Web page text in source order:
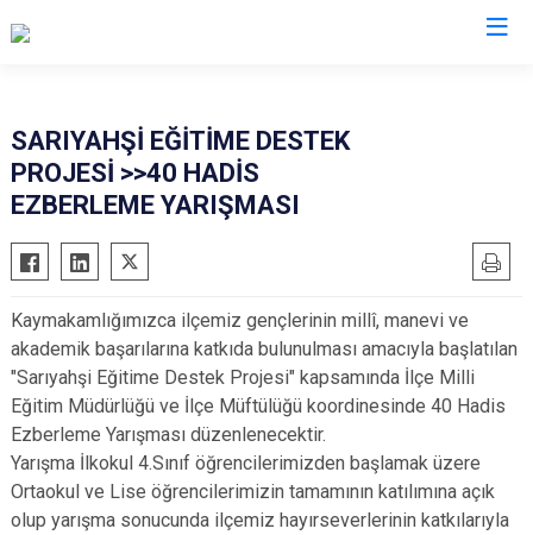
Ağaçören
Gülağaç
Ortaköy
Sarıyahşi
Sultanhanı
SARIYAHŞİ EĞİTİME DESTEK
PROJESİ >>40 HADİS
EZBERLEME YARIŞMASI
Kaymakamlığımızca ilçemiz gençlerinin millî, manevi ve
akademik başarılarına katkıda bulunulması amacıyla başlatılan
"Sarıyahşi Eğitime Destek Projesi" kapsamında İlçe Milli
Eğitim Müdürlüğü ve İlçe Müftülüğü koordinesinde 40 Hadis
Ezberleme Yarışması düzenlenecektir.
Yarışma İlkokul 4.Sınıf öğrencilerimizden başlamak üzere
Ortaokul ve Lise öğrencilerimizin tamamının katılımına açık
olup yarışma sonucunda ilçemiz hayırseverlerinin katkılarıyla